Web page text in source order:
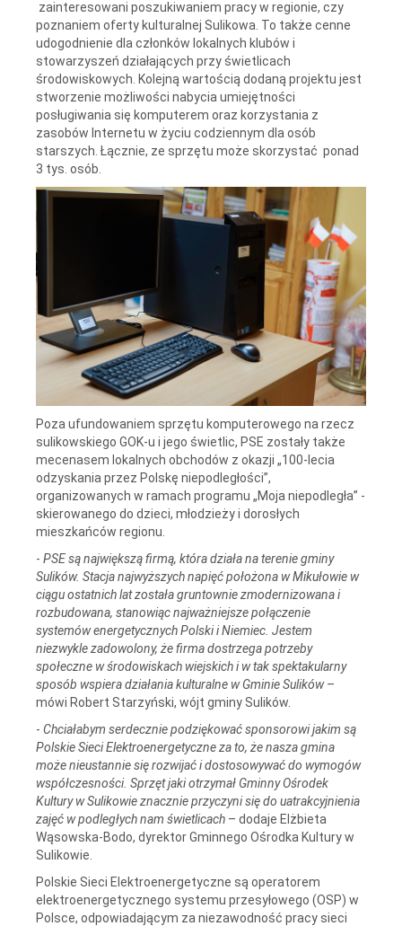
zainteresowani poszukiwaniem pracy w regionie, czy
poznaniem oferty kulturalnej Sulikowa. To także cenne
udogodnienie dla członków lokalnych klubów i
stowarzyszeń działających przy świetlicach
środowiskowych. Kolejną wartością dodaną projektu jest
stworzenie możliwości nabycia umiejętności
posługiwania się komputerem oraz korzystania z
zasobów Internetu w życiu codziennym dla osób
starszych. Łącznie, ze sprzętu może skorzystać ponad
3 tys. osób.
Poza ufundowaniem sprzętu komputerowego na rzecz
sulikowskiego GOK-u i jego świetlic, PSE zostały także
mecenasem lokalnych obchodów z okazji „100-lecia
odzyskania przez Polskę niepodległości”,
organizowanych w ramach programu „Moja niepodległa” -
skierowanego do dzieci, młodzieży i dorosłych
mieszkańców regionu.
- PSE są największą firmą, która działa na terenie gminy
Sulików. Stacja najwyższych napięć położona w Mikułowie w
ciągu ostatnich lat została gruntownie zmodernizowana i
rozbudowana, stanowiąc najważniejsze połączenie
systemów energetycznych Polski i Niemiec. Jestem
niezwykle zadowolony, że firma dostrzega potrzeby
społeczne w środowiskach wiejskich i w tak spektakularny
sposób wspiera działania kulturalne w Gminie Sulików–
mówi Robert Starzyński, wójt gminy Sulików.
- Chciałabym serdecznie podziękować sponsorowi jakim są
Polskie Sieci Elektroenergetyczne za to, że nasza gmina
może nieustannie się rozwijać i dostosowywać do wymogów
współczesności. Sprzęt jaki otrzymał Gminny Ośrodek
Kultury w Sulikowie znacznie przyczyni się do uatrakcyjnienia
zajęć w podległych nam świetlicach – dodaje Elżbieta
Wąsowska-Bodo, dyrektor Gminnego Ośrodka Kultury w
Sulikowie.
Polskie Sieci Elektroenergetyczne są operatorem
elektroenergetycznego systemu przesyłowego (OSP) w
Polsce, odpowiadającym za niezawodność pracy sieci